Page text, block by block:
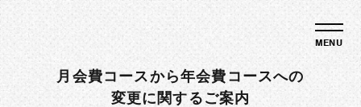
月会費コースから年会費コースへの
変更に関するご案内